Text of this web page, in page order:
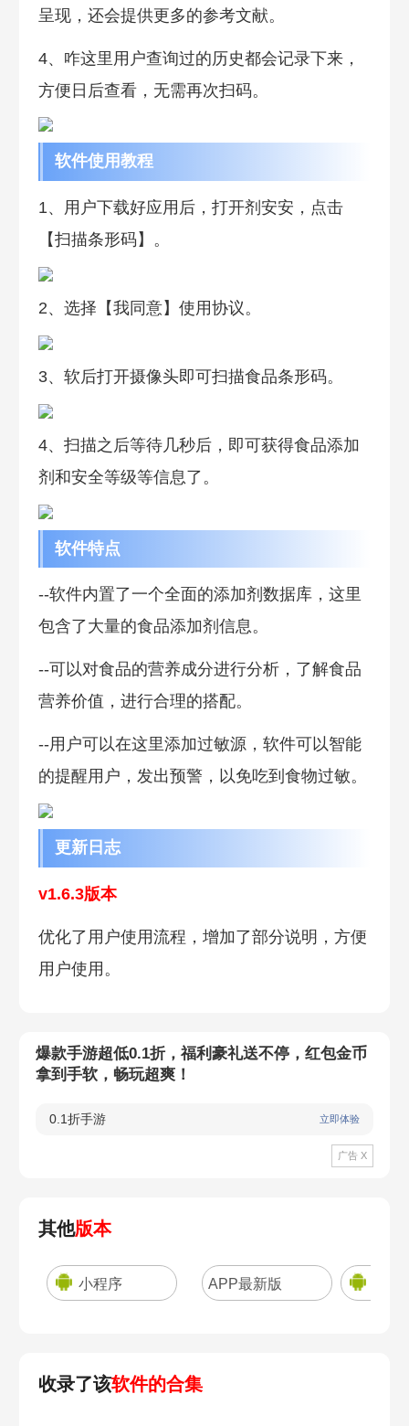
呈现，还会提供更多的参考文献。
4、咋这里用户查询过的历史都会记录下来，
方便日后查看，无需再次扫码。
软件使用教程
1、用户下载好应用后，打开剂安安，点击
【扫描条形码】。
2、选择【我同意】使用协议。
3、软后打开摄像头即可扫描食品条形码。
4、扫描之后等待几秒后，即可获得食品添加
剂和安全等级等信息了。
软件特点
--软件内置了一个全面的添加剂数据库，这里
包含了大量的食品添加剂信息。
--可以对食品的营养成分进行分析，了解食品
营养价值，进行合理的搭配。
--用户可以在这里添加过敏源，软件可以智能
的提醒用户，发出预警，以免吃到食物过敏。
更新日志
v1.6.3版本
优化了用户使用流程，增加了部分说明，方便
用户使用。
爆款手游超低0.1折，福利豪礼送不停，红包金币
拿到手软，畅玩超爽！
0.1折手游 立即体验
广告 X
其他版本
小程序 APP最新版
收录了该软件的合集